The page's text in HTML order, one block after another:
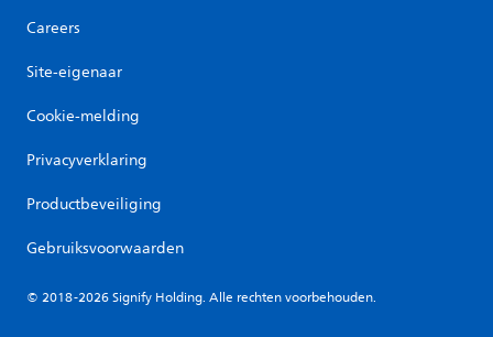
Careers
Site-eigenaar
Cookie-melding
Privacyverklaring
Productbeveiliging
Gebruiksvoorwaarden
© 2018-2026 Signify Holding. Alle rechten voorbehouden.